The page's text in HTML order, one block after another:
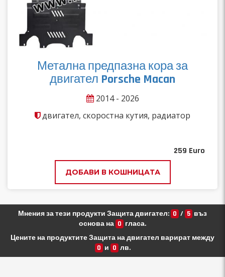
Метална предпазна кора за
двигател Porsche Macan
2014 - 2026
двигател, скоростна кутия, радиатор
259 Euro
ДОБАВИ В КОШНИЦАТА
Мнения за тези продукти Защита двигател: 0 / 5 въз
основа на 0 гласа.
Цените на продуктите Защита на двигател варират между
0 и 0 лв.